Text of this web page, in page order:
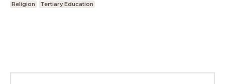
Religion Tertiary Education